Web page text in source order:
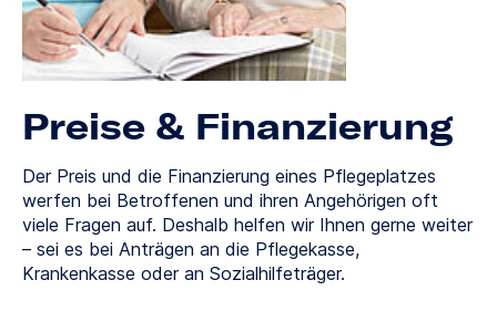
Preise & Finanzierung
Der Preis und die Finanzierung eines Pflegeplatzes
werfen bei Betroffenen und ihren Angehörigen oft
viele Fragen auf. Deshalb helfen wir Ihnen gerne weiter
– sei es bei Anträgen an die Pflegekasse,
Krankenkasse oder an Sozialhilfeträger.